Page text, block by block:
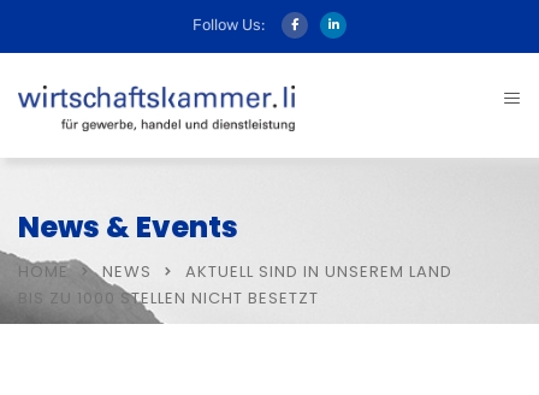
Follow Us:
News & Events
HOME NEWS
AKTUELL SIND IN UNSEREM LAND
BIS ZU 1000 STELLEN NICHT BESETZT